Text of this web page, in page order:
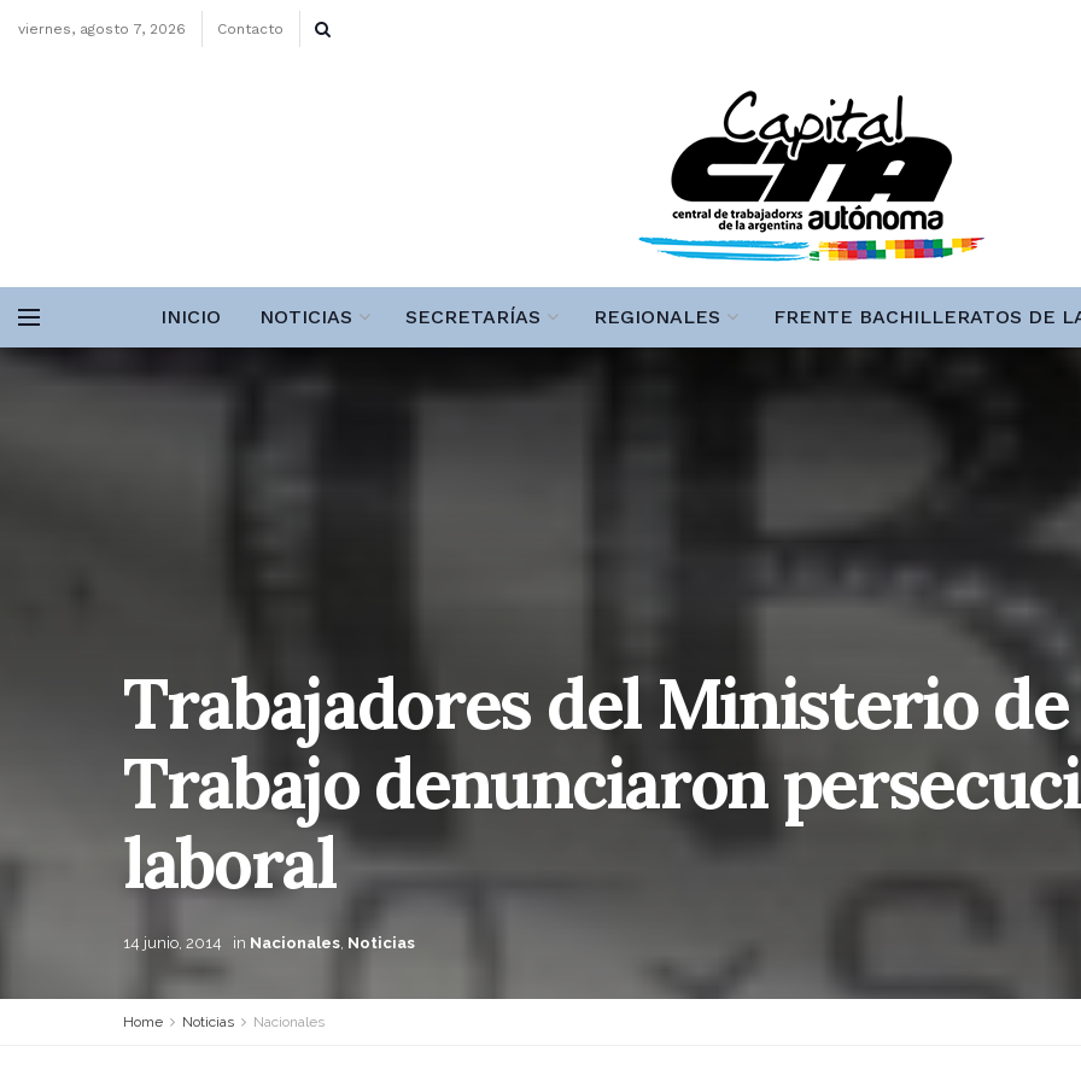
viernes, agosto 7, 2026 Contacto
INICIO NOTICIAS SECRETARÍAS REGIONALES FRENTE BACHILLERATOS DE
Trabajadores del Ministerio de
Trabajo denunciaron
laboral
14 junio, 2014 in Nacionales, Noticias
Home Noticias Nacionales